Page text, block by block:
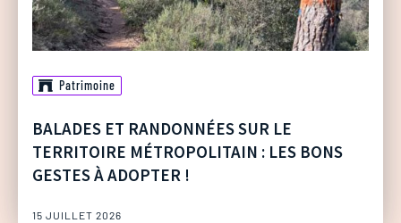
Patrimoine
BALADES ET RANDONNÉES SUR LE
TERRITOIRE MÉTROPOLITAIN : LES BONS
GESTES À ADOPTER !
15 JUILLET 2026